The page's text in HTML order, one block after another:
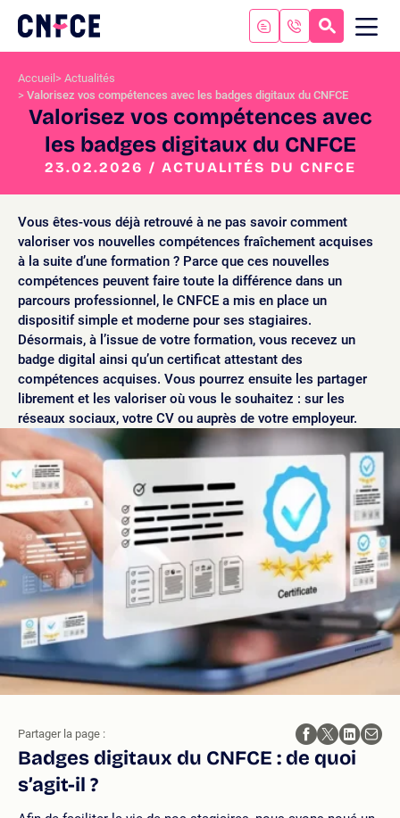
contenu
menu
Logo
site
Accueil
Actualités
Valorisez vos compétences avec les badges digitaux du CNFCE
Valorisez vos compétences avec
les badges digitaux du CNFCE
23.02.2026 / ACTUALITÉS DU CNFCE
Vous êtes-vous déjà retrouvé à ne pas savoir comment
valoriser vos nouvelles compétences fraîchement acquises
à la suite d’une formation ? Parce que ces nouvelles
compétences peuvent faire toute la différence dans un
parcours professionnel, le CNFCE a mis en place un
dispositif simple et moderne pour ses stagiaires.
Désormais, à l’issue de votre formation, vous recevez un
badge digital ainsi qu’un certificat attestant des
compétences acquises. Vous pourrez ensuite les partager
librement et les valoriser où vous le souhaitez : sur les
réseaux sociaux, votre CV ou auprès de votre employeur.
Badges digitaux du CNFCE : de quoi
s’agit-il ?
Partager la page :